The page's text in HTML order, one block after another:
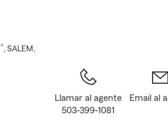
®, SALEM ,
Llamar al agente
503-399-1081
Email al